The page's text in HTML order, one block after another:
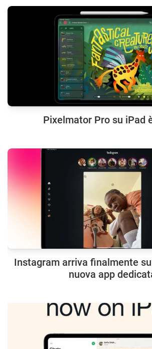
Pixelmator Pro su iPad
Instagram arriva finalmente
nuova app